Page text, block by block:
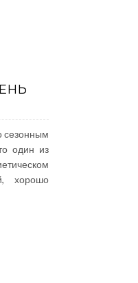
сезонным
один из
хорошо